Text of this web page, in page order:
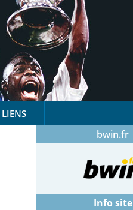
LIENS
bwin.fr
Info site